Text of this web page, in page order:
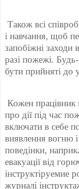
і навчання, щоб
запобіжні заходи
разі пожежі.
бути прийняті до
про дії під час
включати в себе
виявлення вогню і
поведінки,
евакуації від
інструктіруемие
журналі